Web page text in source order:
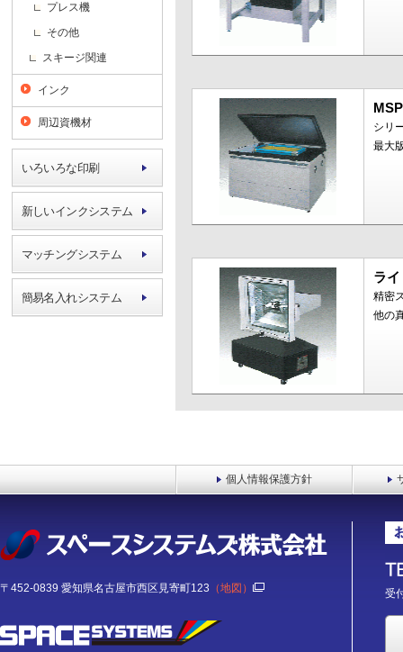
プレス機
その他
スキージ関連
インク
周辺資機材
いろいろな印刷
新しいインクシステム
マッチングシステム
簡易名入れシステム
シリ
最大
ラ
精密
他の
個人情報保護方針
〒452-0839 愛知県名古屋市西区見寄町123 （地図） 受